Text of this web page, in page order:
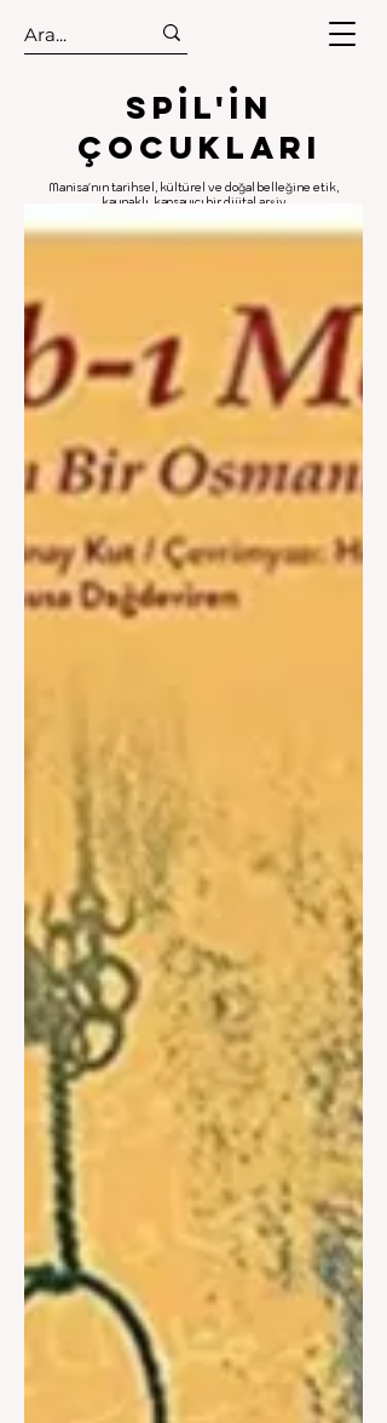
.
.
Spıl'in
Çocukları
Manisa'nın tarihsel, kültürel ve doğal belleğine etik,
kaynaklı, kapsayıcı bir dijital arşiv